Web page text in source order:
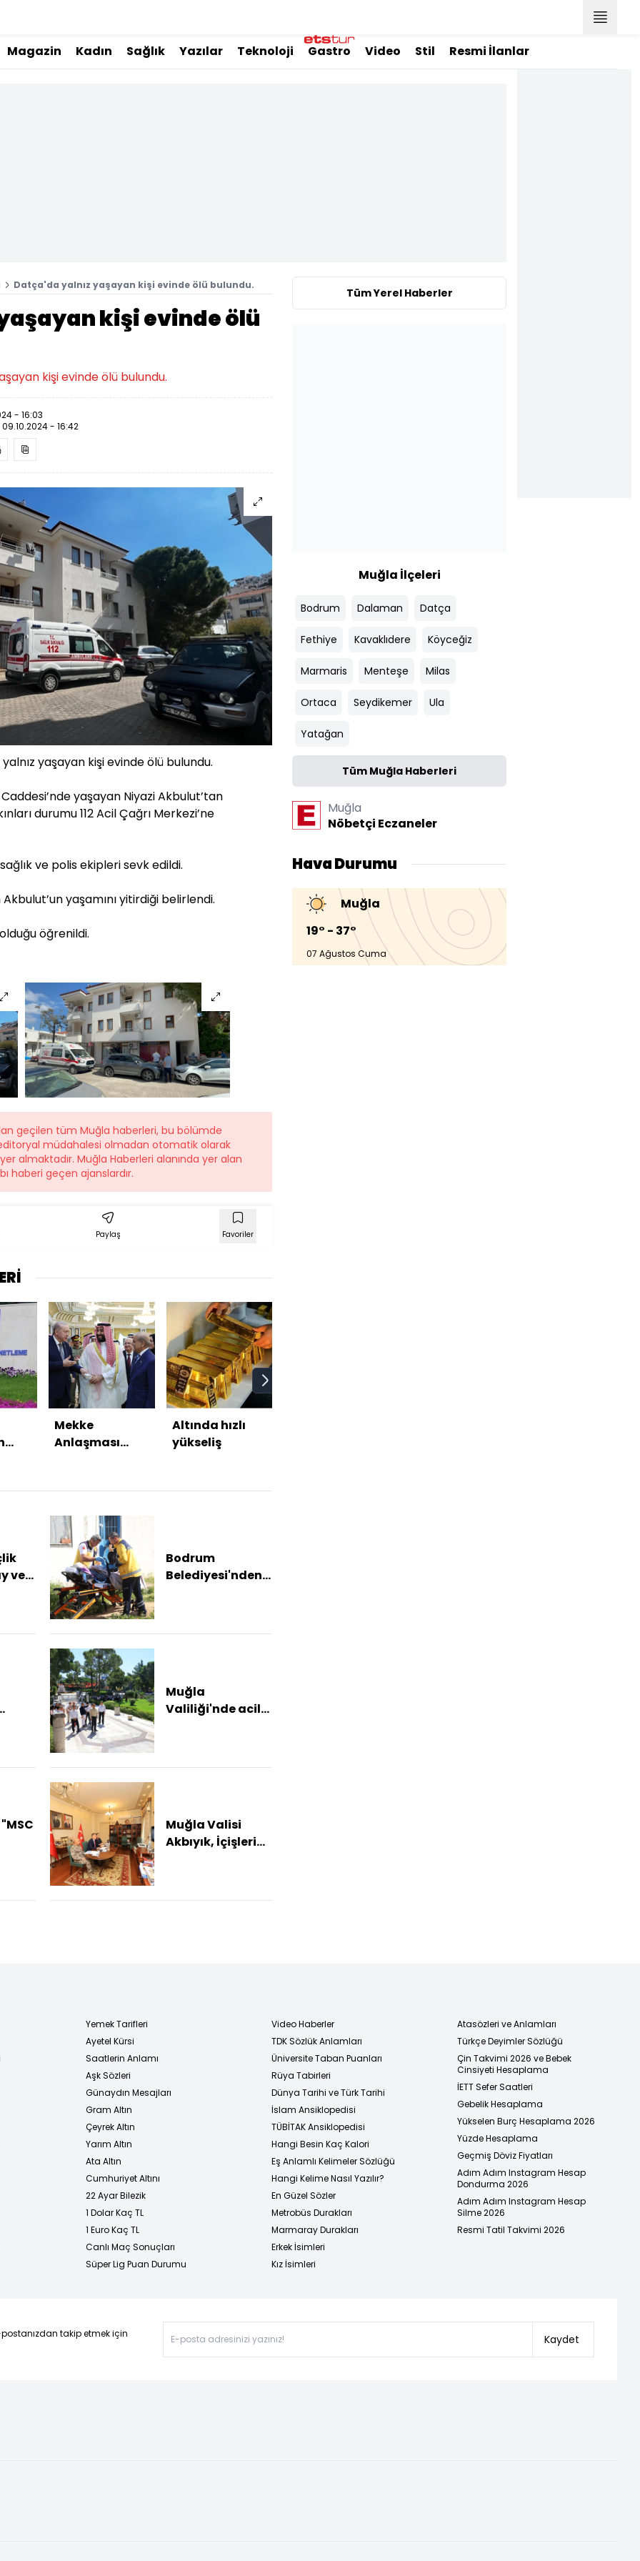
Magazin Kadın Sağlık Yazılar Teknoloji Gastro Video Stil Resmi İlanlar
Datça'da yalnız yaşayan kişi evinde ölü bulundu.
kişi evinde ölü
kişi evinde ölü bulundu.
- 16:03
09.10.2024 - 16:42
yaşayan kişi evinde ölü bulundu.
yaşayan Niyazi Akbulut’tan
durumu 112 Acil Çağrı Merkezi’ne
ve polis ekipleri sevk edildi.
yaşamını yitirdiği belirlendi.
öğrenildi.
geçilen tüm Muğla haberleri, bu bölümde
müdahalesi olmadan otomatik olarak
almaktadır. Muğla Haberleri alanında yer alan
haberi geçen ajanslardır.
Paylaş Favoriler
Mekke
Anlaşması
Altında hızlı
yükseliş
ve
Bodrum
Belediyesi'nden
Muğla
Valiliği'nde acil
Muğla Valisi
Akbıyık, İçişleri
Tüm Yerel Haberler
Muğla İlçeleri
Bodrum Dalaman Datça
Fethiye Kavaklıdere Köyceğiz
Marmaris Menteşe Milas
Ortaca Seydikemer Ula
Yatağan
Tüm Muğla Haberleri
Muğla
Nöbetçi Eczaneler
Hava Durumu
Muğla
19° - 37°
07 Ağustos Cuma
Yemek Tarifleri
Ayetel Kürsi
Saatlerin Anlamı
Aşk Sözleri
Günaydın Mesajları
Gram Altın
Çeyrek Altın
Yarım Altın
Ata Altın
Cumhuriyet Altını
22 Ayar Bilezik
1 Dolar Kaç TL
1 Euro Kaç TL
Canlı Maç Sonuçları
Süper Lig Puan Durumu
Video Haberler
TDK Sözlük Anlamları
Üniversite Taban Puanları
Rüya Tabirleri
Dünya Tarihi ve Türk Tarihi
İslam Ansiklopedisi
TÜBİTAK Ansiklopedisi
Hangi Besin Kaç Kalori
Eş Anlamlı Kelimeler Sözlüğü
Hangi Kelime Nasıl Yazılır?
En Güzel Sözler
Metrobüs Durakları
Marmaray Durakları
Erkek İsimleri
Kız İsimleri
Atasözleri ve Anlamları
Türkçe Deyimler Sözlüğü
Çin Takvimi 2026 ve Bebek
Cinsiyeti Hesaplama
İETT Sefer Saatleri
Gebelik Hesaplama
Yükselen Burç Hesaplama 2026
Yüzde Hesaplama
Geçmiş Döviz Fiyatları
Adım Adım Instagram Hesap
Dondurma 2026
Adım Adım Instagram Hesap
Silme 2026
Resmi Tatil Takvimi 2026
takip etmek için
Kaydet